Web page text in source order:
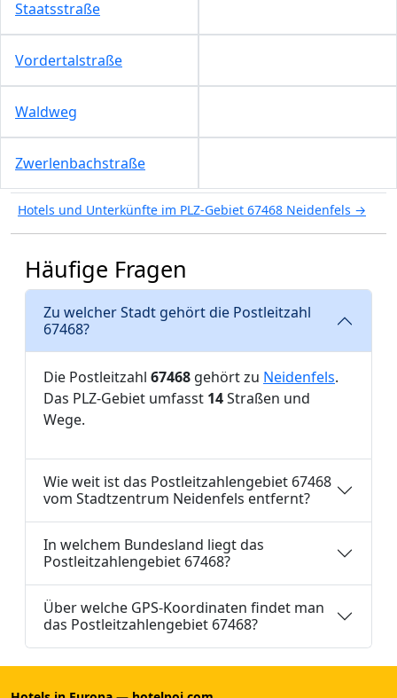
Staatsstraße
Vordertalstraße
Waldweg
Zwerlenbachstraße
Hotels und Unterkünfte im PLZ-Gebiet 67468 Neidenfels →
Häufige Fragen
Zu welcher Stadt gehört die Postleitzahl
67468?
Die Postleitzahl 67468 gehört zu Neidenfels.
Das PLZ-Gebiet umfasst 14Straßen und
Wege.
Wie weit ist das Postleitzahlengebiet 67468
vom Stadtzentrum Neidenfels entfernt?
In welchem Bundesland liegt das
Postleitzahlengebiet 67468?
Über welche GPS-Koordinaten findet man
das Postleitzahlengebiet 67468?